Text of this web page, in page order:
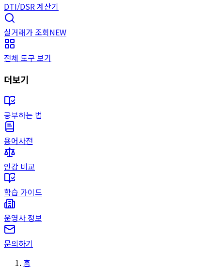
DTI/DSR 계산기
실거래가 조회NEW
전체 도구 보기
더보기
공부하는 법
용어사전
인강 비교
학습 가이드
운영사 정보
문의하기
홈